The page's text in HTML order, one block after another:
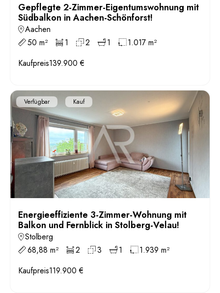
Gepflegte 2-Zimmer-Eigentumswohnung mit
Südbalkon in Aachen-Schönforst!
Aachen
50 m²
1 2 1
1.017 m²
Kaufpreis139.900 €
Verfügbar Kauf
Energieeffiziente 3-Zimmer-Wohnung mit
Balkon und Fernblick in Stolberg-Velau!
Stolberg
68,88 m²
2 3 1
1.939 m²
Kaufpreis119.900 €